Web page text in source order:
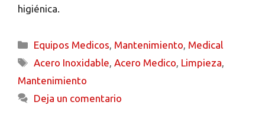
higiénica.
Equipos Medicos Mantenimiento Medical
Acero Inoxidable Acero Medico Limpieza
Mantenimiento
Deja un comentario